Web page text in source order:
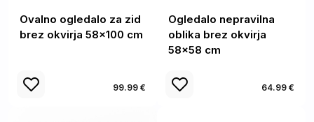
Ovalno ogledalo za zid
brez okvirja 58x100 cm
99.99 €
Ogledalo nepravilna
oblika brez okvirja
58x58 cm
64.99 €